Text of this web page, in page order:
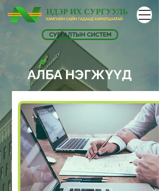
ИДЭР ИХ СУРГУУЛЬ
ХАМГИЙН САЙН ГАДААД ХАРИЛЦААТАЙ
СУРГАЛТЫН СИСТЕМ
АЛБА НЭГЖҮҮД